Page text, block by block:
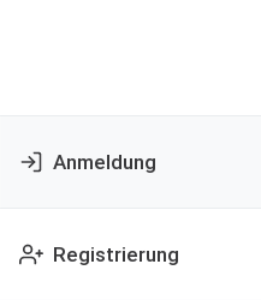
Anmeldung
Registrierung